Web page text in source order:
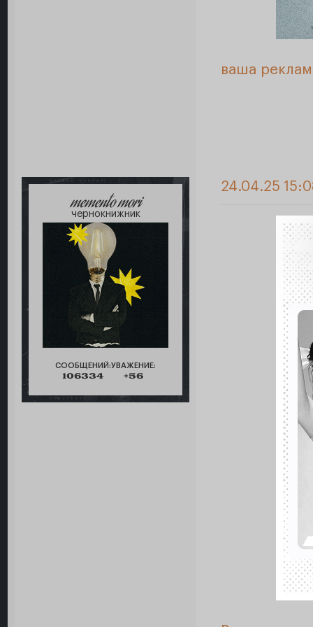
ваша
memento mori
чернокнижник
СООБЩЕНИЙ:
106334
УВАЖЕНИЕ:
+56
24.04.25